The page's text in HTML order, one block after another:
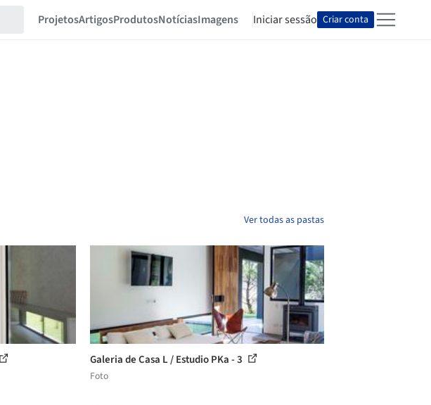
ProjetosArtigosProdutosNotíciasImagens Iniciar sessão Criar conta
Ver todas as pastas
Galeria de Casa L / Estudio PKa - 3
Foto